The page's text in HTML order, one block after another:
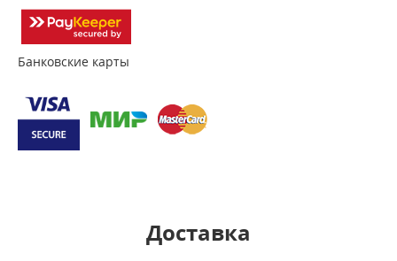
Банковские карты
Доставка